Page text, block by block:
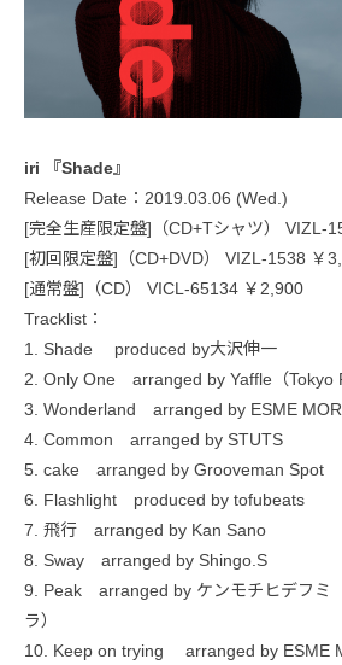
iri 『Shade』
Release Date：2019.03.06 (Wed.)
[完全生産限定盤]（CD+Tシャツ） VIZL-
[初回限定盤]（CD+DVD） VIZL-1538 ￥
[通常盤]（CD） VICL-65134 ￥2,900
Tracklist：
1. Shade produced by大沢伸一
2. Only One arranged by Yaffle（Tokyo
3. Wonderland arranged by ESME MORI
4. Common arranged by STUTS
5. cake arranged by Grooveman Spot
6. Flashlight produced by tofubeats
7. 飛行 arranged by Kan Sano
8. Sway arranged by Shingo.S
9. Peak arranged by ケンモチヒデフミ
ラ）
10. Keep on trying arranged by ESME